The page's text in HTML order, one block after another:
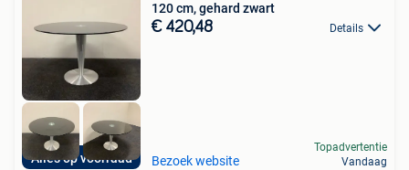
Alles op voorraad
120 cm, gehard zwart
€ 420,48 Details
Bezoek website
Topadvertentie
Vandaag